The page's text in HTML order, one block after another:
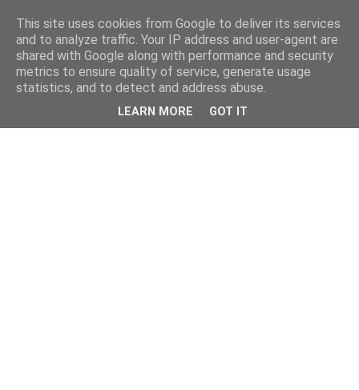
This site uses cookies from Google to deliver its services
and to analyze traffic. Your IP address and user-agent are
shared with Google along with performance and security
metrics to ensure quality of service, generate usage
statistics, and to detect and address abuse.
LEARN MORE GOT IT